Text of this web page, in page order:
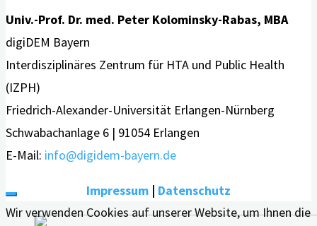
Univ.-Prof. Dr. med. Peter Kolominsky-Rabas, MBA
digiDEM Bayern
Interdisziplinäres Zentrum für HTA und Public Health
(IZPH)
Friedrich-Alexander-Universität Erlangen-Nürnberg
Schwabachanlage 6 | 91054 Erlangen
E-Mail: info@digidem-bayern.de
Impressum | Datenschutz
Wir verwenden Cookies auf unserer Website, um Ihnen die